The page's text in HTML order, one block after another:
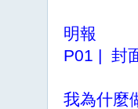
明報
P01 | 封
我為什